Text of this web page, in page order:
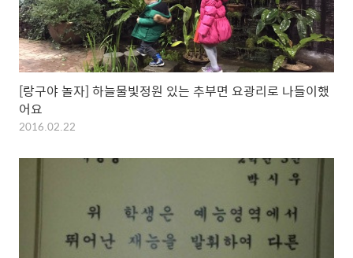
[랑구야 놀자] 하늘물빛정원 있는 추부면 요광리로 나들이했
어요
2016.02.22